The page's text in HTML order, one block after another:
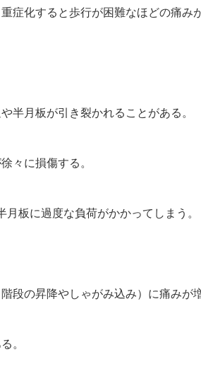
症化すると歩行が困難なほどの痛み
半月板が引き裂かれることがある。
々に損傷する。
板に過度な負荷がかかってしまう。
段の昇降やしゃがみ込み）に痛みが
。